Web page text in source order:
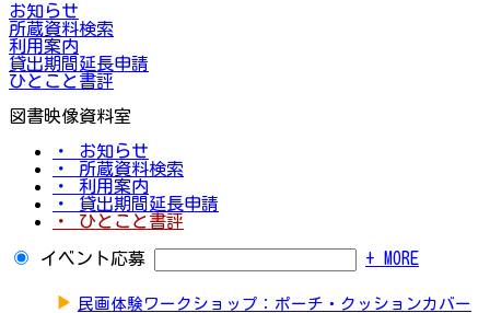
お知らせ
所蔵資料検索
利用案内
貸出期間延長申請
ひとこと書評
図書映像資料室
・ お知らせ
・ 所蔵資料検索
・ 利用案内
・ 貸出期間延長申請
・ ひとこと書評
イベント応募 + MORE
▶ 民画体験ワークショップ：ポーチ・クッションカバー